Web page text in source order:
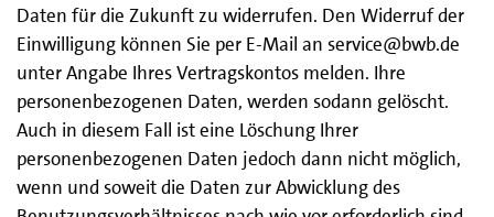
Daten für die Zukunft zu widerrufen. Den Widerruf der
Einwilligung können Sie per E-Mail an service@bwb.de
unter Angabe Ihres Vertragskontos melden. Ihre
personenbezogenen Daten, werden sodann gelöscht.
Auch in diesem Fall ist eine Löschung Ihrer
personenbezogenen Daten jedoch dann nicht möglich,
wenn und soweit die Daten zur Abwicklung des